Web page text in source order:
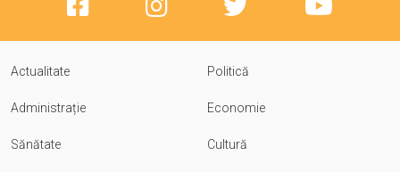
Actualitate Politică
Administrație Economie
Sănătate Cultură